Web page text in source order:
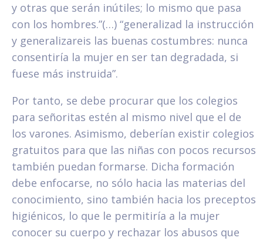
y otras que serán inútiles; lo mismo que pasa
con los hombres.”(…) “generalizad la instrucción
y generalizareis las buenas costumbres: nunca
consentiría la mujer en ser tan degradada, si
fuese más instruida”.
Por tanto, se debe procurar que los colegios
para señoritas estén al mismo nivel que el de
los varones. Asimismo, deberían existir colegios
gratuitos para que las niñas con pocos recursos
también puedan formarse. Dicha formación
debe enfocarse, no sólo hacia las materias del
conocimiento, sino también hacia los preceptos
higiénicos, lo que le permitiría a la mujer
conocer su cuerpo y rechazar los abusos que